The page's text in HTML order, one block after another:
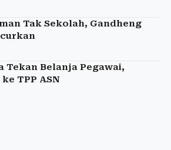
Tak Sekolah, Gandheng
Tekan Belanja Pegawai,
TPP ASN